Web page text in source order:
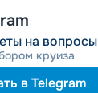
на вопросы
круиза
в Telegram